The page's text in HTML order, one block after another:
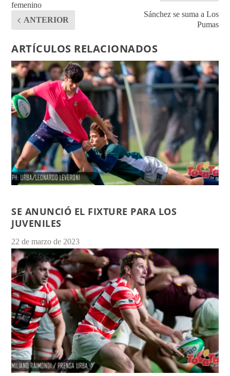
femenino
ANTERIOR
Sánchez se suma a Los
Pumas
ARTÍCULOS RELACIONADOS
SE ANUNCIÓ EL FIXTURE PARA LOS
JUVENILES
22 de marzo de 2023